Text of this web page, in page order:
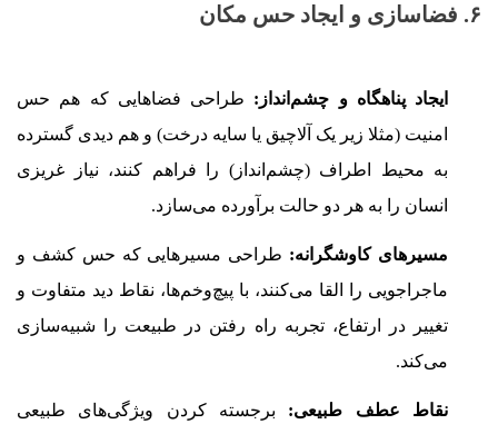
۶. فضاسازی و ایجاد حس مکان
ایجاد پناهگاه و چشم‌انداز: طراحی فضاهایی که هم حس
امنیت (مثلا زیر یک آلاچیق یا سایه درخت) و هم دیدی گسترده
به محیط اطراف (چشم‌انداز) را فراهم کنند، نیاز غریزی
انسان را به هر دو حالت برآورده می‌سازد.
مسیرهای کاوشگرانه: طراحی مسیرهایی که حس کشف و
ماجراجویی را القا می‌کنند، با پیچ‌وخم‌ها، نقاط دید متفاوت و
تغییر در ارتفاع، تجربه راه رفتن در طبیعت را شبیه‌سازی
می‌کند.
نقاط عطف طبیعی: برجسته کردن ویژگی‌های طبیعی